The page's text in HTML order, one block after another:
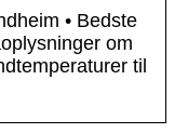
• Bedste
om
til